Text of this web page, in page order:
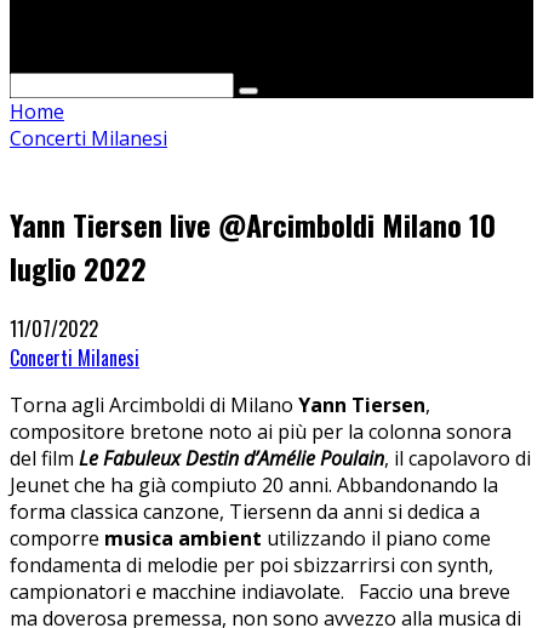
Home
Concerti Milanesi
Yann Tiersen live @Arcimboldi Milano 10
luglio 2022
11/07/2022
Concerti Milanesi
Torna agli Arcimboldi di Milano Yann Tiersen,
compositore bretone noto ai più per la colonna sonora
del film Le Fabuleux Destin d’Amélie Poulain, il capolavoro di
Jeunet che ha già compiuto 20 anni. Abbandonando la
forma classica canzone, Tiersenn da anni si dedica a
comporre musica ambient utilizzando il piano come
fondamenta di melodie per poi sbizzarrirsi con synth,
campionatori e macchine indiavolate. Faccio una breve
ma doverosa premessa, non sono avvezzo alla musica di